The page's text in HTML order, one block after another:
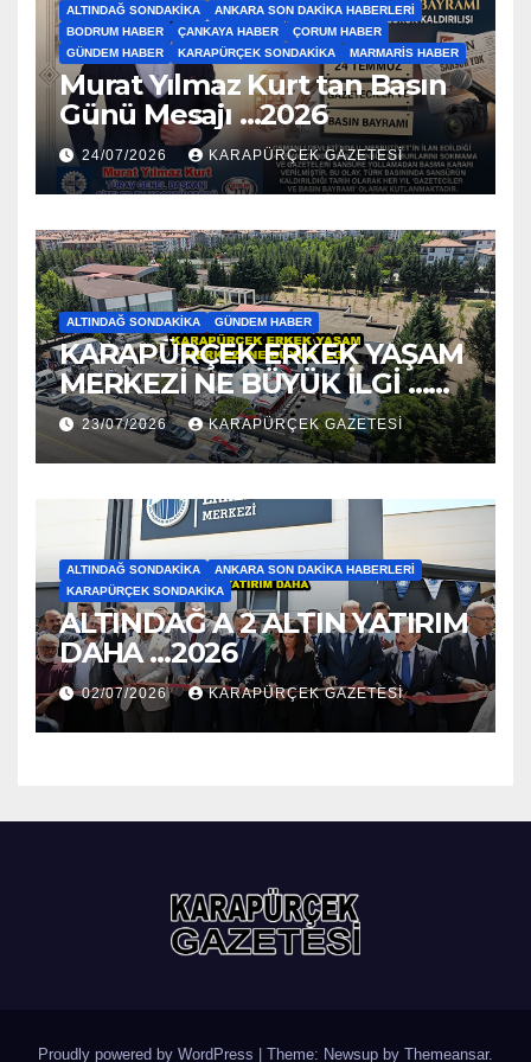
ALTINDAĞ SONDAKIKA
ANKARA SON DAKIKA HABERLERI
BODRUM HABER
ÇANKAYA HABER
ÇORUM HABER
GÜNDEM HABER
KARAPÜRÇEK SONDAKIKA MARMARIS HABER
Murat Yılmaz Kurt tan Basın
Günü Mesajı …2026
24/07/2026 KARAPÜRÇEK GAZETESİ
ALTINDAĞ SONDAKIKA GÜNDEM HABER
KARAPÜRÇEK ERKEK YAŞAM
MERKEZİ NE BÜYÜK İLGİ …
2026
23/07/2026 KARAPÜRÇEK GAZETESİ
ALTINDAĞ SONDAKIKA
ANKARA SON DAKIKA HABERLERI
KARAPÜRÇEK SONDAKIKA
ALTINDAĞ A 2 ALTIN YATIRIM
DAHA …2026
02/07/2026 KARAPÜRÇEK GAZETESİ
Proudly powered by WordPress | Theme: Newsup by Themeansar.